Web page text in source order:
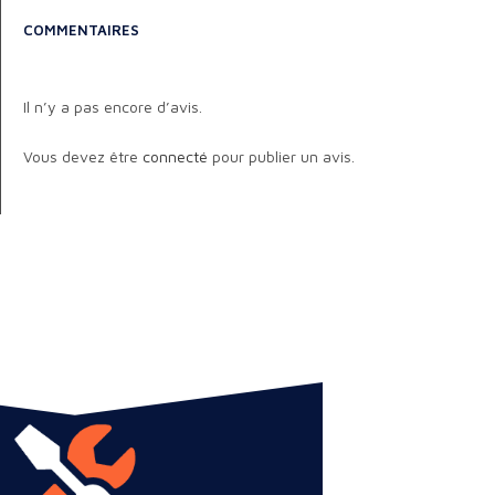
COMMENTAIRES
Il n’y a pas encore d’avis.
Vous devez être connecté pour publier un avis.